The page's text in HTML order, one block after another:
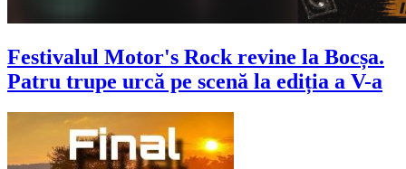
Festivalul Motor's Rock revine la Bocșa.
Patru trupe urcă pe scenă la ediția a V-a